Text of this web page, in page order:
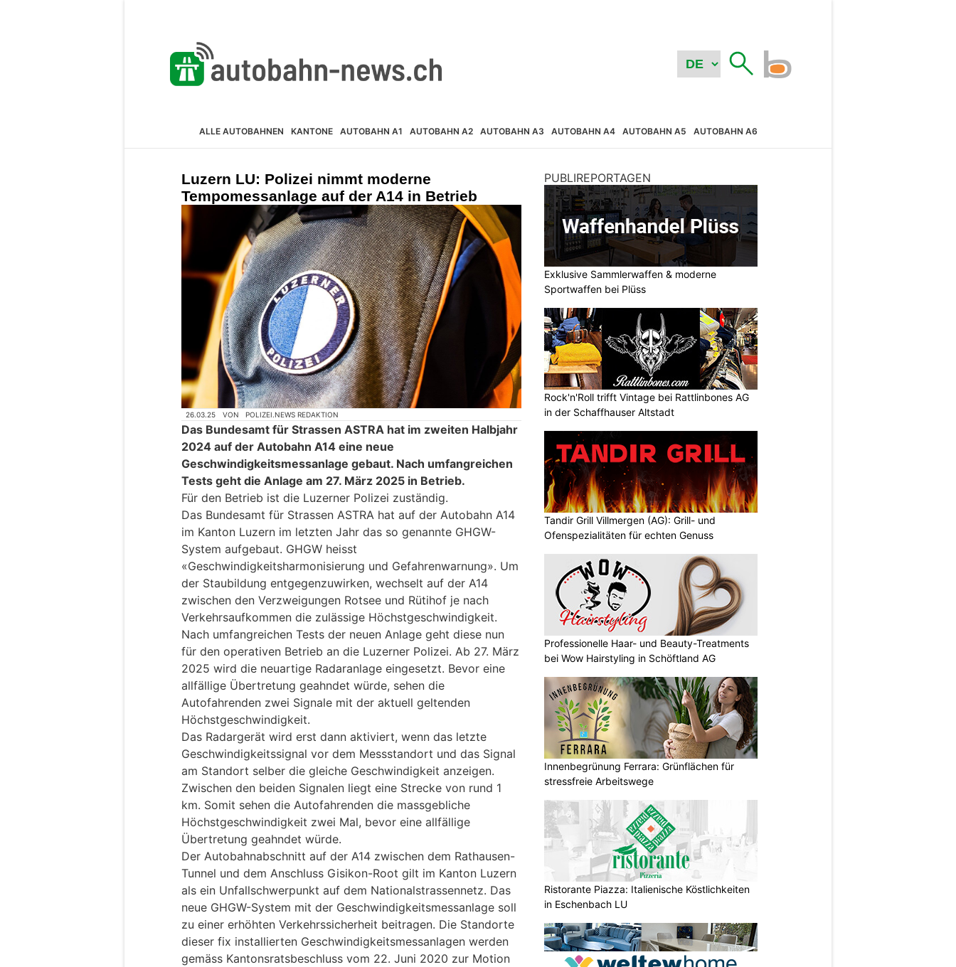
ALLE AUTOBAHNEN KANTONE AUTOBAHN A1 AUTOBAHN A2 AUTOBAHN A3 AUTOBAHN A4 AUTOBAHN A5 AUTOBAHN A6
Luzern LU: Polizei nimmt moderne
Tempomessanlage auf der A14 in Betrieb
26.03.25 VON POLIZEI.NEWS REDAKTION
Das Bundesamt für Strassen ASTRA hat im zweiten Halbjahr
2024 auf der Autobahn A14 eine neue
Geschwindigkeitsmessanlage gebaut. Nach umfangreichen
Tests geht die Anlage am 27. März 2025 in Betrieb.
Für den Betrieb ist die Luzerner Polizei zuständig.
Das Bundesamt für Strassen ASTRA hat auf der Autobahn A14
im Kanton Luzern im letzten Jahr das so genannte GHGW-
System aufgebaut. GHGW heisst
«Geschwindigkeitsharmonisierung und Gefahrenwarnung». Um
der Staubildung entgegenzuwirken, wechselt auf der A14
zwischen den Verzweigungen Rotsee und Rütihof je nach
Verkehrsaufkommen die zulässige Höchstgeschwindigkeit.
Nach umfangreichen Tests der neuen Anlage geht diese nun
für den operativen Betrieb an die Luzerner Polizei. Ab 27. März
2025 wird die neuartige Radaranlage eingesetzt. Bevor eine
allfällige Übertretung geahndet würde, sehen die
Autofahrenden zwei Signale mit der aktuell geltenden
Höchstgeschwindigkeit.
Das Radargerät wird erst dann aktiviert, wenn das letzte
Geschwindigkeitssignal vor dem Messstandort und das Signal
am Standort selber die gleiche Geschwindigkeit anzeigen.
Zwischen den beiden Signalen liegt eine Strecke von rund 1
km. Somit sehen die Autofahrenden die massgebliche
Höchstgeschwindigkeit zwei Mal, bevor eine allfällige
Übertretung geahndet würde.
Der Autobahnabschnitt auf der A14 zwischen dem Rathausen-
Tunnel und dem Anschluss Gisikon-Root gilt im Kanton Luzern
als ein Unfallschwerpunkt auf dem Nationalstrassennetz. Das
neue GHGW-System mit der Geschwindigkeitsmessanlage soll
zu einer erhöhten Verkehrssicherheit beitragen. Die Standorte
dieser fix installierten Geschwindigkeitsmessanlagen werden
gemäss Kantonsratsbeschluss vom 22. Juni 2020 zur Motion
PUBLIREPORTAGEN
Exklusive Sammlerwaffen & moderne
Sportwaffen bei Plüss
Rock'n'Roll trifft Vintage bei Rattlinbones AG
in der Schaffhauser Altstadt
Tandir Grill Villmergen (AG): Grill- und
Ofenspezialitäten für echten Genuss
Professionelle Haar- und Beauty-Treatments
bei Wow Hairstyling in Schöftland AG
Innenbegrünung Ferrara: Grünflächen für
stressfreie Arbeitswege
Ristorante Piazza: Italienische Köstlichkeiten
in Eschenbach LU